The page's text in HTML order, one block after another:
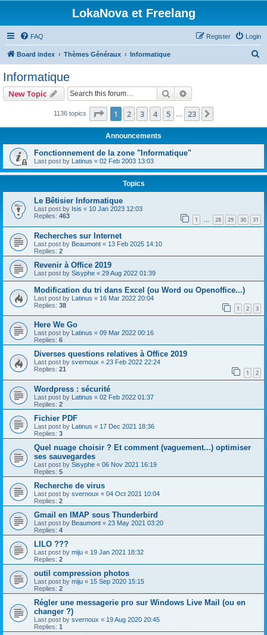
LokaNova et Freelang
FAQ Login
Register
Board index Thèmes Généraux Informatique
Informatique
New Topic Search
1136 topics Page 1of 23
1 2 3 4 5 23
Announcements
Fonctionnement de la zone "Informatique"
Last post by Latinus « 02 Feb 2003 13:03
Topics
Le Bêtisier Informatique
Last post by Isis « 10 Jan 2023 12:03
Replies: 463 1 … 28 29 30 31
Recherches sur Internet
Last post by Beaumont « 13 Feb 2025 14:10
Replies: 2
Revenir à Office 2019
Last post by Sisyphe « 29 Aug 2022 01:39
Modification du tri dans Excel (ou Word ou Openoffice...)
Last post by Latinus « 16 Mar 2022 20:04
Replies: 38 1 2 3
Here We Go
Last post by Latinus « 09 Mar 2022 00:16
Replies: 6
Diverses questions relatives à Office 2019
Last post by svernoux « 23 Feb 2022 22:24
Replies: 21 1 2
Wordpress : sécurité
Last post by Latinus « 02 Feb 2022 01:37
Replies: 2
Fichier PDF
Last post by Latinus « 17 Dec 2021 18:36
Replies: 3
Quel nuage choisir ? Et comment (vaguement...) optimiser
ses sauvegardes
Last post by Sisyphe « 06 Nov 2021 16:19
Replies: 5
Recherche de virus
Last post by svernoux « 04 Oct 2021 10:04
Replies: 2
Gmail en IMAP sous Thunderbird
Last post by Beaumont « 23 May 2021 03:20
Replies: 4
LILO ???
Last post by miju « 19 Jan 2021 18:32
Replies: 2
outil compression photos
Last post by miju « 15 Sep 2020 15:15
Replies: 2
Régler une messagerie pro sur Windows Live Mail (ou en
changer ?)
Last post by svernoux « 19 Aug 2020 20:45
Replies: 1